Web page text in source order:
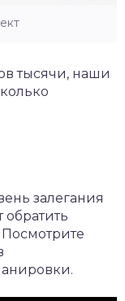
тысячи, наши
залегания
обратить